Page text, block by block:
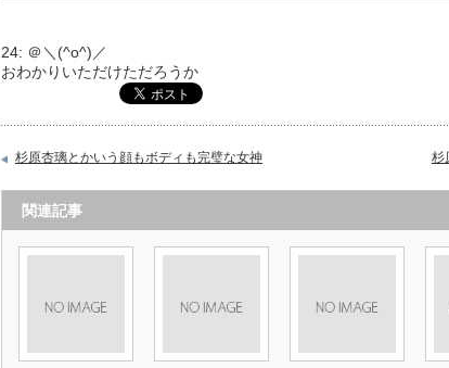
24: ＠＼(^o^)／
おわかりいただけただろうか
杉原杏璃とかいう顔もボディも完璧な女神 杉
関連記事